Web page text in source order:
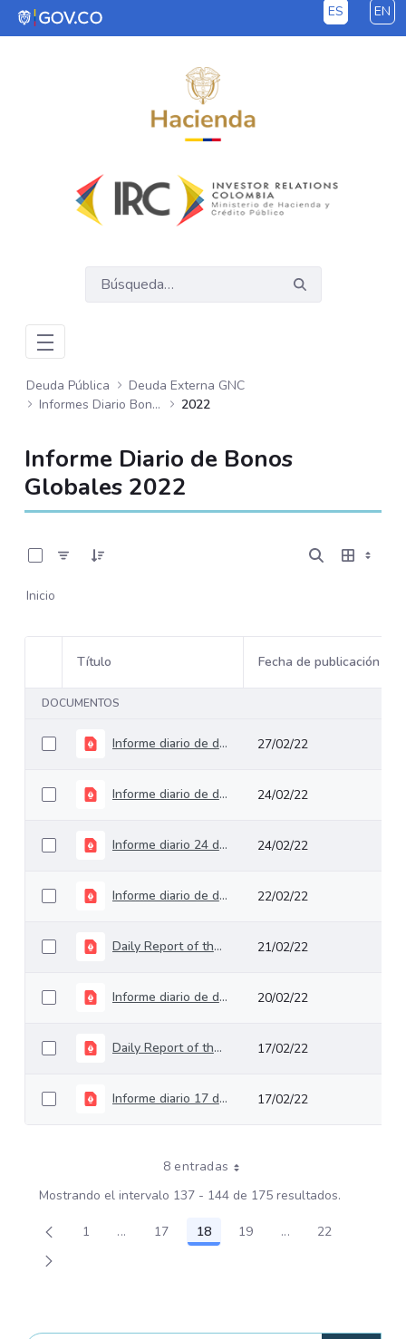
Saltar al contenido principal ES EN
Deuda Pública
Deuda Externa GNC
Informes Diario Bonos Globales
2022
Informe Diario de Bonos
Globales 2022
Inicio
Selección del elemento
Título Fecha de publicación
DOCUMENTOS
Informe diario de deuda pública del 28 de febrero de 2022 27/02/22
Informe diario de deuda pública del 25 de febrero de 2022 24/02/22
Informe diario 24 de febrero de 2022 24/02/22
Informe diario de deuda pública del 23 de febrero de 2022 22/02/22
Daily Report of the 22th of February 2022 21/02/22
Informe diario de deuda pública del 21 de febrero de 2022 20/02/22
Daily Report of the 18th of February 2022 17/02/22
Informe diario 17 de febrero de 2022 17/02/22
8 entradas
Mostrando el intervalo 137 - 144 de 175 resultados.
Página
1 ...Páginas intermedias Use TAB para
Página
17 Página
18 Página
19 ...PáginasPágina
22